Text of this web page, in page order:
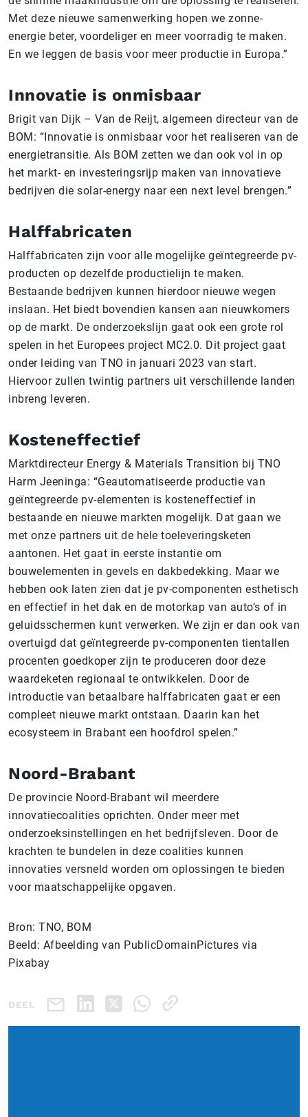
Met deze nieuwe samenwerking hopen we zonne-
energie beter, voordeliger en meer voorradig te maken.
En we leggen de basis voor meer productie in Europa.”
Innovatie is onmisbaar
Brigit van Dijk – Van de Reijt, algemeen directeur van de
BOM: “Innovatie is onmisbaar voor het realiseren van de
energietransitie. Als BOM zetten we dan ook vol in op
het markt- en investeringsrijp maken van innovatieve
bedrijven die solar-energy naar een next level brengen.”
Halffabricaten
Halffabricaten zijn voor alle mogelijke geïntegreerde pv-
producten op dezelfde productielijn te maken.
Bestaande bedrijven kunnen hierdoor nieuwe wegen
inslaan. Het biedt bovendien kansen aan nieuwkomers
op de markt. De onderzoekslijn gaat ook een grote rol
spelen in het Europees project MC2.0. Dit project gaat
onder leiding van TNO in januari 2023 van start.
Hiervoor zullen twintig partners uit verschillende landen
inbreng leveren.
Kosteneffectief
Marktdirecteur Energy & Materials Transition bij TNO
Harm Jeeninga: “Geautomatiseerde productie van
geïntegreerde pv-elementen is kosteneffectief in
bestaande en nieuwe markten mogelijk. Dat gaan we
met onze partners uit de hele toeleveringsketen
aantonen. Het gaat in eerste instantie om
bouwelementen in gevels en dakbedekking. Maar we
hebben ook laten zien dat je pv-componenten esthetisch
en effectief in het dak en de motorkap van auto’s of in
geluidsschermen kunt verwerken. We zijn er dan ook van
overtuigd dat geïntegreerde pv-componenten tientallen
procenten goedkoper zijn te produceren door deze
waardeketen regionaal te ontwikkelen. Door de
introductie van betaalbare halffabricaten gaat er een
compleet nieuwe markt ontstaan. Daarin kan het
ecosysteem in Brabant een hoofdrol spelen.”
Noord-Brabant
De provincie Noord-Brabant wil meerdere
innovatiecoalities oprichten. Onder meer met
onderzoeksinstellingen en het bedrijfsleven. Door de
krachten te bundelen in deze coalities kunnen
innovaties versneld worden om oplossingen te bieden
voor maatschappelijke opgaven.
Bron: TNO, BOM
Beeld: Afbeelding van PublicDomainPictures via
Pixabay
DEEL